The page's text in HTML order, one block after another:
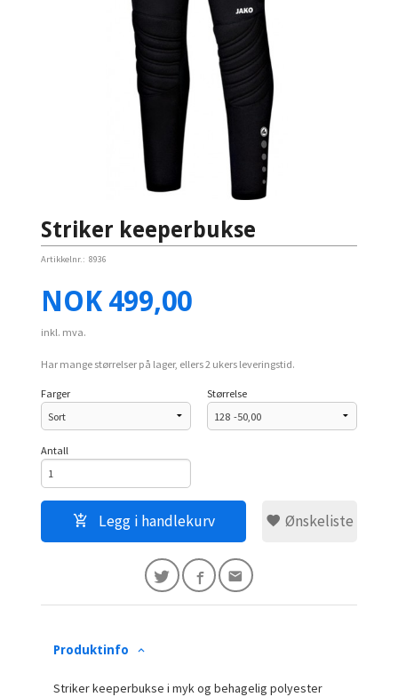
Striker keeperbukse
Artikkelnr.: 8936
Pris
NOK 499,00
inkl. mva.
Har mange størrelser på lager, ellers 2 ukers leveringstid.
Farger Størrelse
Antall
Legg i handlekurv Ønskeliste
Produktinfo
Striker keeperbukse i myk og behagelig polyester